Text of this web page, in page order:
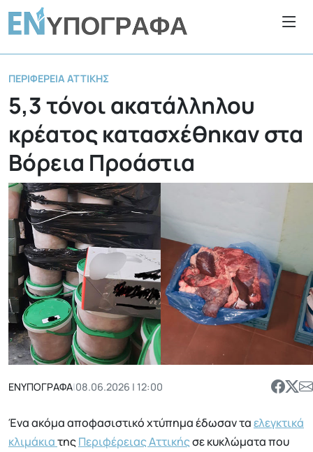
ΠΕΡΙΦΈΡΕΙΑ ΑΤΤΙΚΉΣ
5,3 τόνοι ακατάλληλου
κρέατος κατασχέθηκαν στα
Βόρεια Προάστια
ΕΝΥΠΟΓΡΑΦΑ|08.06.2026 | 12:00
Ένα ακόμα αποφασιστικό χτύπημα έδωσαν ταελεγκτικά
κλιμάκιατηςΠεριφέρειας Αττικήςσε κυκλώματα που